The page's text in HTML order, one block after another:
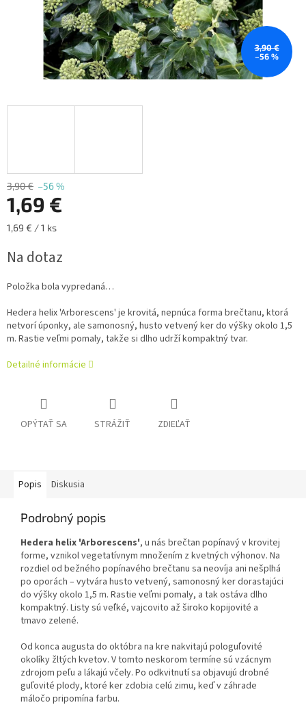
3,90 €
–56 %
3,90 € –56 %
1,69 €
Jednotková
1,69 € / 1 ks
Na dotaz
Položka bola vypredaná…
Hedera helix 'Arborescens' je krovitá, nepnúca forma brečtanu, ktorá
netvorí úponky, ale samonosný, husto vetvený ker do výšky okolo 1,5
m. Rastie veľmi pomaly, takže si dlho udrží kompaktný tvar.
Detailné informácie
OPÝTAŤ SA STRÁŽIŤ ZDIEĽAŤ
Popis Diskusia
Podrobný popis
Hedera helix 'Arborescens', u nás brečtan popínavý v krovitej
forme, vznikol vegetatívnym množením z kvetných výhonov. Na
rozdiel od bežného popínavého brečtanu sa neovíja ani nešplhá
po oporách – vytvára husto vetvený, samonosný ker dorastajúci
do výšky okolo 1,5 m. Rastie veľmi pomaly, a tak ostáva dlho
kompaktný. Listy sú veľké, vajcovito až široko kopijovité a
tmavo zelené.
Od konca augusta do októbra na kre nakvitajú pologuľovité
okolíky žltých kvetov. V tomto neskorom termíne sú vzácnym
zdrojom peľu a lákajú včely. Po odkvitnutí sa objavujú drobné
guľovité plody, ktoré ker zdobia celú zimu, keď v záhrade
máločo pripomína farbu.